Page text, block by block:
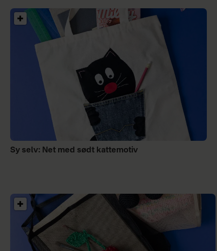
Sy selv: Net med sødt kattemotiv